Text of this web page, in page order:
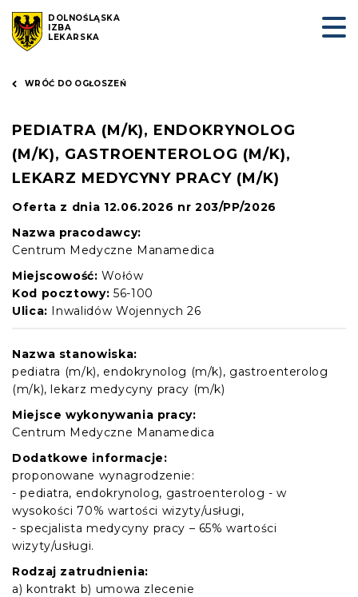
DOLNOŚLĄSKA
IZBA
LEKARSKA
WRÓĆ DO OGŁOSZEŃ
PEDIATRA (M/K), ENDOKRYNOLOG
(M/K), GASTROENTEROLOG (M/K),
LEKARZ MEDYCYNY PRACY (M/K)
Oferta z dnia 12.06.2026 nr 203/PP/2026
Nazwa pracodawcy:
Centrum Medyczne Manamedica
Miejscowość: Wołów
Kod pocztowy: 56-100
Ulica: Inwalidów Wojennych 26
Nazwa stanowiska:
pediatra (m/k), endokrynolog (m/k), gastroenterolog
(m/k), lekarz medycyny pracy (m/k)
Miejsce wykonywania pracy:
Centrum Medyczne Manamedica
Dodatkowe informacje:
proponowane wynagrodzenie:
- pediatra, endokrynolog, gastroenterolog - w
wysokości 70% wartości wizyty/usługi,
- specjalista medycyny pracy – 65% wartości
wizyty/usługi.
Rodzaj zatrudnienia:
a) kontrakt b) umowa zlecenie